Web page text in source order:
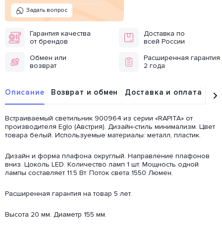
Задать вопрос
Гарантия качества
от брендов
Доставка по
всей России
Обмен или
возврат
Расширенная гарантия
2 года
Описание Возврат и обмен Доставка и оплата
Встраиваемый светильник 900964 из серии «RAPITA» от
производителя Eglo (Австрия). Дизайн-стиль минимализм. Цвет
товара белый. Используемые материалы: металл, пластик.
Дизайн и форма плафона округлый. Направление плафонов
вниз. Цоколь LED. Количество ламп 1 шт. Мощность одной
лампы составляет 11.5 Вт. Поток света 1550 Люмен.
Расширенная гарантия на товар 5 лет.
Высота 20 мм. Диаметр 155 мм.